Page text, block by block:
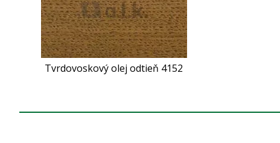
Tvrdovoskový olej odtieň 4152